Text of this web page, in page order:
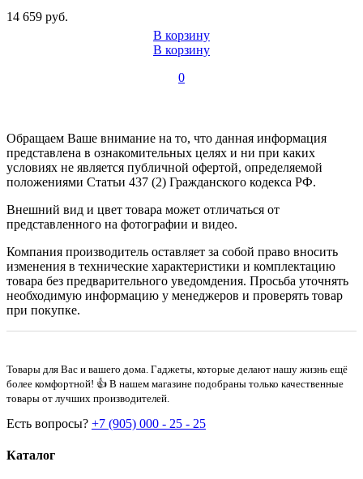
14 659 руб.
В корзину
В корзину
0
Обращаем Ваше внимание на то, что данная информация
представлена в ознакомительных целях и ни при каких
условиях не является публичной офертой, определяемой
положениями Статьи 437 (2) Гражданского кодекса РФ.
Внешний вид и цвет товара может отличаться от
представленного на фотографии и видео.
Компания производитель оставляет за собой право вносить
изменения в технические характеристики и комплектацию
товара без предварительного уведомдения. Просьба уточнять
необходимую информацию у менеджеров и проверять товар
при покупке.
Товары для Вас и вашего дома. Гаджеты, которые делают нашу жизнь ещё
более комфортной! 👍 В нашем магазине подобраны только качественные
товары от лучших производителей.
Есть вопросы? +7 (905) 000 - 25 - 25
Каталог